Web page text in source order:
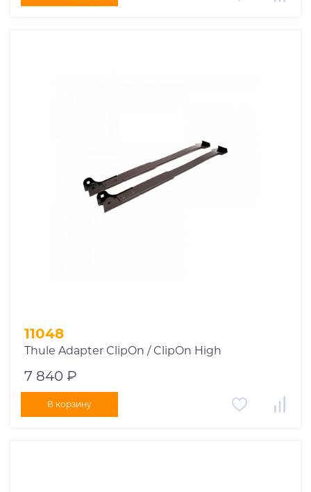
11048
Thule Adapter ClipOn / ClipOn High
7 840 ₽
В корзину